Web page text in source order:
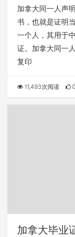
加拿大同一人声
书，也就是证明
一个人，其用于
证。加拿大同一
复印
11,493次阅读
加拿大毕业